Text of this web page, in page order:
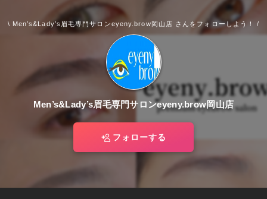
\ Men’s&Lady’s眉毛専門サロンeyeny.brow岡山店 さんをフォローしよう！ /
Men’s&Lady’s眉毛専門サロンeyeny.brow岡山店
フォローする